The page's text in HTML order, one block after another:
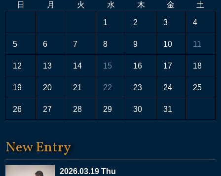
日
月 火 水 木 金 土
1 2 3 4
5 6 7 8 9 10 11
12 13 14 15 16 17 18
19 20 21 22 23 24 25
26 27 28 29 30 31
New Entry
2026.03.19 Thu